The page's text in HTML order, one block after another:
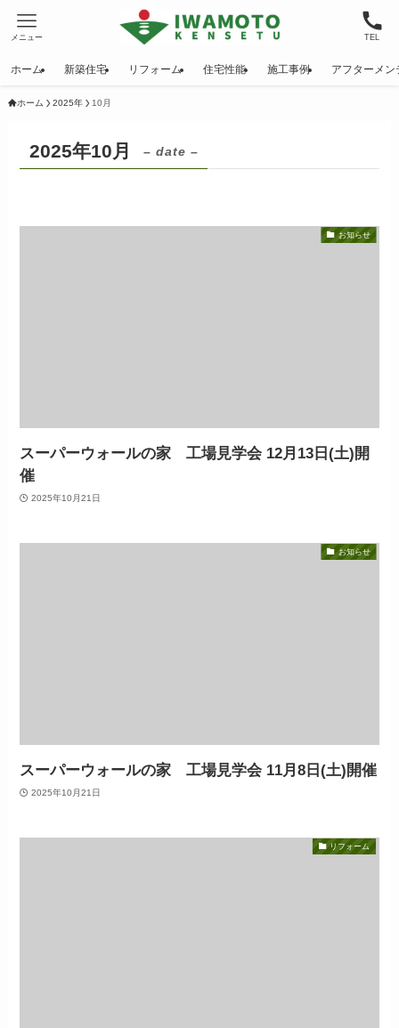
TEL
メニュー
ホーム 新築住宅 リフォーム 住宅性能 施工事例 アフターメン
ホーム 2025年 10月
2025年10月 – date –
お知らせ
スーパーウォールの家 工場見学会 12月13日(土)開
催
2025年10月21日
お知らせ
スーパーウォールの家 工場見学会 11月8日(土)開催
2025年10月21日
リフォーム